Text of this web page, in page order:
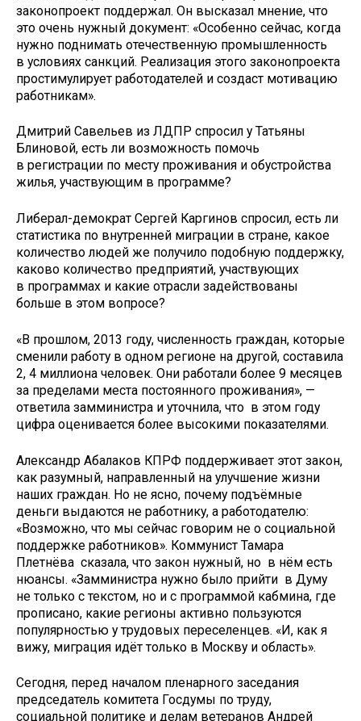
законопроект поддержал. Он высказал мнение, что
это очень нужный документ: «Особенно сейчас, когда
нужно поднимать отечественную промышленность
в условиях санкций. Реализация этого законопроекта
простимулирует работодателей и создаст мотивацию
работникам».
Дмитрий Савельев из ЛДПР спросил у Татьяны
Блиновой, есть ли возможность помочь
в регистрации по месту проживания и обустройства
жилья, участвующим в программе?
Либерал-демократ Сергей Каргинов спросил, есть ли
статистика по внутренней миграции в стране, какое
количество людей же получило подобную поддержку,
каково количество предприятий, участвующих
в программах и какие отрасли задействованы
больше в этом вопросе?
«В прошлом, 2013 году, численность граждан, которые
сменили работу в одном регионе на другой, составила
2, 4 миллиона человек. Они работали более 9 месяцев
за пределами места постоянного проживания», —
ответила замминистра и уточнила, что в этом году
цифра оценивается более высокими показателями.
Александр Абалаков КПРФ поддерживает этот закон,
как разумный, направленный на улучшение жизни
наших граждан. Но не ясно, почему подъёмные
деньги выдаются не работнику, а работодателю:
«Возможно, что мы сейчас говорим не о социальной
поддержке работников». Коммунист Тамара
Плетнёва сказала, что закон нужный, но в нём есть
нюансы. «Замминистра нужно было прийти в Думу
не только с текстом, но и с программой кабмина, где
прописано, какие регионы активно пользуются
популярностью у трудовых переселенцев. «И, как я
вижу, миграция идёт только в Москву и область».
Сегодня, перед началом пленарного заседания
председатель комитета Госдумы по труду,
социальной политике и делам ветеранов Андрей